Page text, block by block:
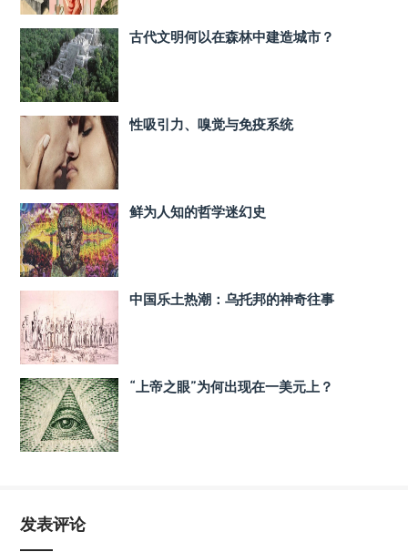
古代文明何以在森林中建造城市？
性吸引力、嗅觉与免疫系统
鲜为人知的哲学迷幻史
中国乐土热潮：乌托邦的神奇往事
“上帝之眼”为何出现在一美元上？
发表评论